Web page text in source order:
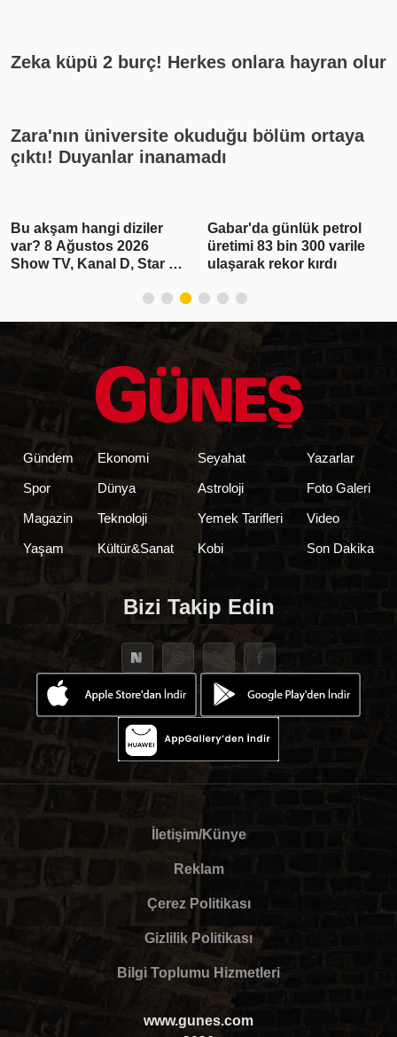
Zeka küpü 2 burç! Herkes onlara hayran olur
Zara'nın üniversite okuduğu bölüm ortaya
çıktı! Duyanlar inanamadı
Bu akşam hangi diziler
var? 8 Ağustos 2026
Show TV, Kanal D, Star TV,
Gabar'da günlük petrol
üretimi 83 bin 300 varile
ulaşarak rekor kırdı
Gündem
Spor
Magazin
Yaşam
Ekonomi
Dünya
Teknoloji
Kültür&Sanat
Seyahat
Astroloji
Yemek Tarifleri
Kobi
Yazarlar
Foto Galeri
Video
Son Dakika
Bizi Takip Edin
İletişim/Künye
Reklam
Çerez Politikası
Gizlilik Politikası
Bilgi Toplumu Hizmetleri
www.gunes.com